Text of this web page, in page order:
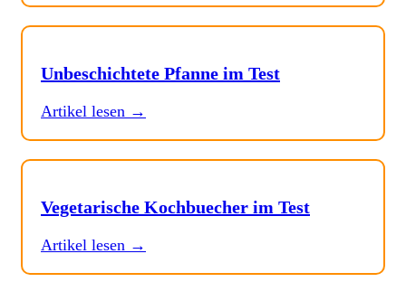
Unbeschichtete Pfanne im Test
Artikel lesen →
Vegetarische Kochbuecher im Test
Artikel lesen →